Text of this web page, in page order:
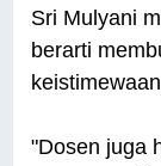
Sri Mulyani
berarti
"Dosen juga